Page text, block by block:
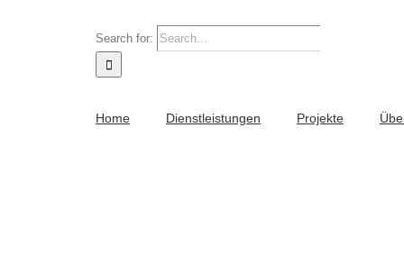
Search for:
Home Dienstleistungen Projekte